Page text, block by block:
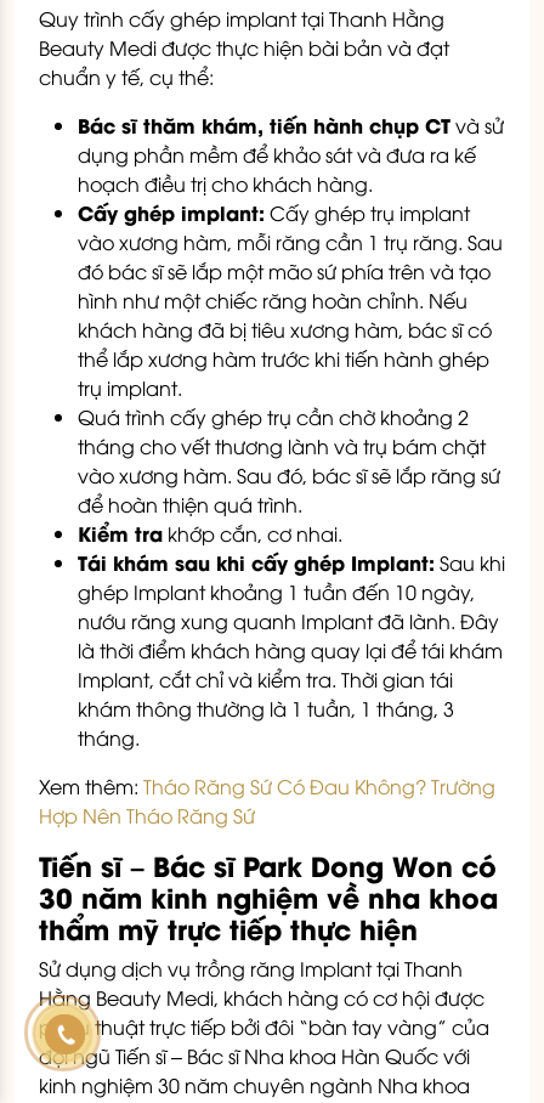
Quy trình cấy ghép implant tại Thanh Hằng
Beauty Medi được thực hiện bài bản và đạt
chuẩn y tế, cụ thể:
Bác sĩ thăm khám, tiến hành chụp CTvà sử
dụng phần mềm để khảo sát và đưa ra kế
hoạch điều trị cho khách hàng.
Cấy ghép implant: Cấy ghép trụ implant
vào xương hàm, mỗi răng cần 1 trụ răng. Sau
đó bác sĩ sẽ lắp một mão sứ phía trên và tạo
hình như một chiếc răng hoàn chỉnh. Nếu
khách hàng đã bị tiêu xương hàm, bác sĩ có
thể lắp xương hàm trước khi tiến hành ghép
trụ implant.
Quá trình cấy ghép trụ cần chờ khoảng 2
tháng cho vết thương lành và trụ bám chặt
vào xương hàm. Sau đó, bác sĩ sẽ lắp răng sứ
để hoàn thiện quá trình.
Kiểm tra khớp cắn, cơ nhai.
Tái khám sau khi cấy ghép Implant: Sau khi
ghép Implant khoảng 1 tuần đến 10 ngày,
nướu răng xung quanh Implant đã lành. Đây
là thời điểm khách hàng quay lại để tái khám
Implant, cắt chỉ và kiểm tra. Thời gian tái
khám thông thường là 1 tuần, 1 tháng, 3
tháng.
Xem thêm: Tháo Răng Sứ Có Đau Không? Trường
Hợp Nên Tháo Răng Sứ
Tiến sĩ – Bác sĩ Park Dong Won có
30 năm kinh nghiệm về nha khoa
thẩm mỹ trực tiếp thực hiện
Sử dụng dịch vụ trồng răng Implant tại Thanh
Hằng Beauty Medi, khách hàng có cơ hội được
phẫu thuật trực tiếp bởi đôi “bàn tay vàng” của
đội ngũ Tiến sĩ – Bác sĩ Nha khoa Hàn Quốc với
kinh nghiệm 30 năm chuyên ngành Nha khoa